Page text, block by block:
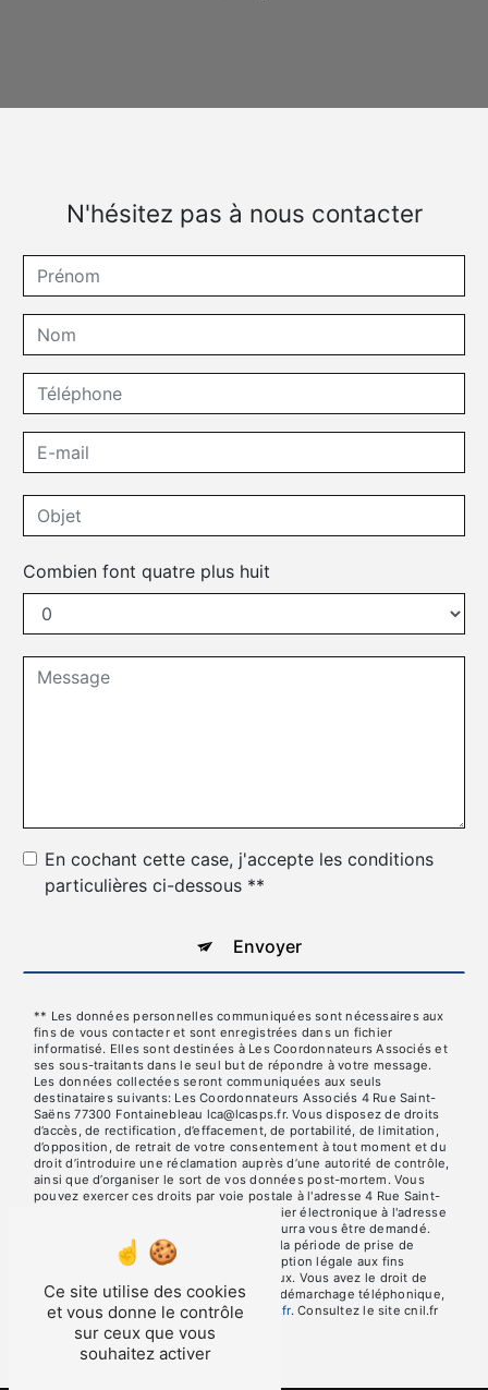
N'hésitez pas à nous contacter
Combien font quatre plus huit
En cochant cette case, j'accepte les conditions
particulières ci-dessous **
Envoyer
** Les données personnelles communiquées sont nécessaires aux
fins de vous contacter et sont enregistrées dans un fichier
informatisé. Elles sont destinées à Les Coordonnateurs Associés et
ses sous-traitants dans le seul but de répondre à votre message.
Les données collectées seront communiquées aux seuls
destinataires suivants: Les Coordonnateurs Associés 4 Rue Saint-
Saëns 77300 Fontainebleau lca@lcasps.fr. Vous disposez de droits
d’accès, de rectification, d’effacement, de portabilité, de limitation,
d’opposition, de retrait de votre consentement à tout moment et du
droit d’introduire une réclamation auprès d’une autorité de contrôle,
ainsi que d’organiser le sort de vos données post-mortem. Vous
pouvez exercer ces droits par voie postale à l'adresse 4 Rue Saint-
Saëns 77300 Fontainebleau ou par courrier électronique à l'adresse
lca@lcasps.fr. Un justificatif d'identité pourra vous être demandé.
Nous conservons vos données pendant la période de prise de
contact puis pendant la durée de prescription légale aux fins
probatoires et de gestion des contentieux. Vous avez le droit de
vous inscrire sur la liste d'opposition au démarchage téléphonique,
disponible à cette adresse:Bloctel.gouv.fr. Consultez le site cnil.fr
pour plus d’informations sur vos droits.
Ce site utilise des cookies
et vous donne le contrôle
sur ceux que vous
souhaitez activer